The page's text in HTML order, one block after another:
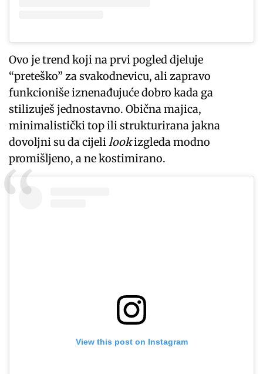
Ovo je trend koji na prvi pogled djeluje
“preteško” za svakodnevicu, ali zapravo
funkcioniše iznenađujuće dobro kada ga
stilizuješ jednostavno. Obična majica,
minimalistički top ili strukturirana jakna
dovoljni su da cijelilookizgleda modno
promišljeno, a ne kostimirano.
View this post on Instagram